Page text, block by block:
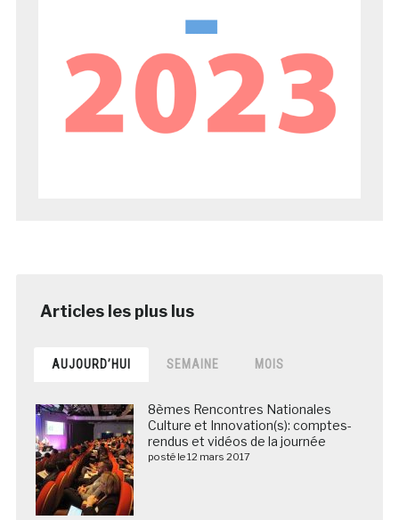
AUJOURD’HUI SEMAINE MOIS
8èmes Rencontres Nationales
Culture et Innovation(s): comptes-
rendus et vidéos de la journée
posté le 12 mars 2017